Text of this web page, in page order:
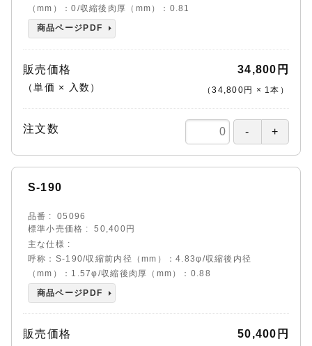
（mm）：0/収縮後肉厚（mm）：0.81
商品ページPDF
販売価格
（単価 × 入数）
34,800円
（34,800円 × 1本 ）
注文数
S-190
品番
05096
標準小売価格
50,400円
主な仕様
呼称：S-190/収縮前内径（mm）：4.83φ/収縮後内径
（mm）：1.57φ/収縮後肉厚（mm）：0.88
商品ページPDF
販売価格 50,400円